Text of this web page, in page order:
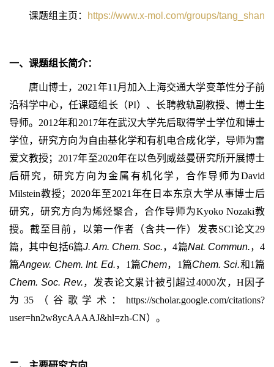
课题组主页： https://www.x-mol.com/groups/tang_shan
一、课题组长简介：
唐山博士， 2021 年11 月加入上海交通大学变革性分子前
沿科学中心，任课题组长（PI）、长聘教轨副教授、博士生
导师。 2012年和 2017年在武汉大学先后取得学士学位和博士
学位，研究方向为自由基化学和有机电合成化学，导师为雷
爱文教授； 2017年至2020年在以色列威兹曼研究所开展博士
后研究，研究方向为金属有机化学，合作导师为David
Milstein教授； 2020年至2021 年在日本东京大学从事博士后
研究，研究方向为烯烃聚合，合作导师为Kyoko Nozaki教
授。截至目前，以第一作者（含共一作）发表SCI论文29
篇，其中包括6篇J. Am. Chem. Soc.，4篇Nat. Commun.，4
篇Angew. Chem. Int. Ed.， 1篇Chem， 1篇Chem. Sci.和1篇
Chem. Soc. Rev.，发表论文累计被引超过4000次，H 因子
为 35（谷歌学术： https://scholar.google.com/citations?
user=hn2w8ycAAAAJ&hl=zh-CN）。